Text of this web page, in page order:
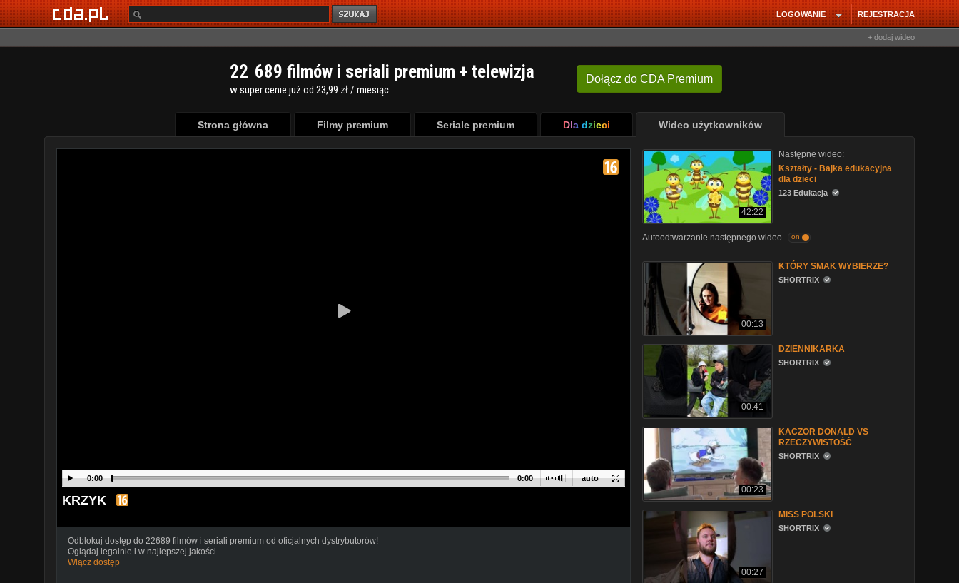
REJESTRACJA
LOGOWANIE
+ dodaj wideo
Dołącz do CDA Premium
22 689 filmów i seriali premium + telewizja
w super cenie już od 23,99 zł / miesiąc
Strona główna Filmy premium Seriale premium Dla dzieci Wideo użytkowników
auto
0:00 0:00
KRZYK
Odblokuj dostęp do 22689 filmów i seriali premium od oficjalnych dystrybutorów!
Oglądaj legalnie i w najlepszej jakości.
Włącz dostęp
42:22
Następne wideo:
Kształty - Bajka edukacyjna
dla dzieci
123 Edukacja
Autoodtwarzanie następnego wideo on
00:13
KTÓRY SMAK WYBIERZE?
SHORTRIX
00:41
DZIENNIKARKA
SHORTRIX
00:23
KACZOR DONALD VS
RZECZYWISTOŚĆ
SHORTRIX
00:27
MISS POLSKI
SHORTRIX